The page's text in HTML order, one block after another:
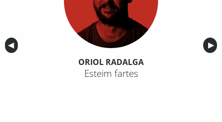
Anterior
◀︎ ▶︎
ORIOL RADALGA
Esteim fartes